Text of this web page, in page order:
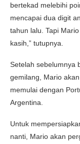
bertekad melebihi
mencapai dua digit
tahun lalu. Tapi
kasih,” tutupnya.
Setelah sebelumnya
gemilang, Mario
memulai dengan
Argentina.
Untuk
nanti, Mario akan